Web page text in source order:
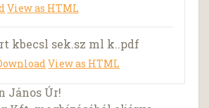
View as HTML
kbecsl sek.sz ml k..pdf
View as HTML
János Úr!